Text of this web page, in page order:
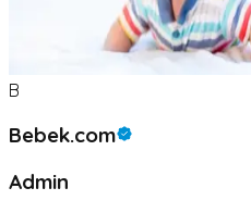
B
Bebek.com
Admin